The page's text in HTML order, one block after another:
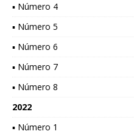
▪ Número 4
▪ Número 5
▪ Número 6
▪ Número 7
▪ Número 8
2022
▪ Número 1